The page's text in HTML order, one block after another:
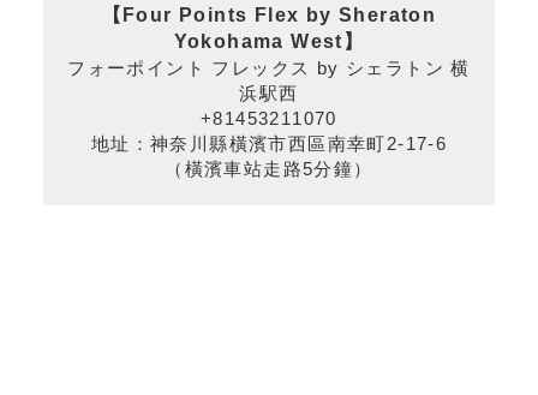
【Four Points Flex by Sheraton
Yokohama West 】
フォーポイント フレックス by シェラトン 横
浜駅西
+81453211070
地址：神奈川縣橫濱市西區南幸町2-17-6
（橫濱車站走路5分鐘）